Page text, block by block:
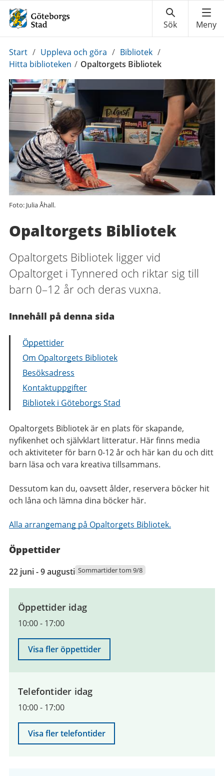
Du
är
Start / Uppleva och göra / Bibliotek /
Hitta biblioteken / Opaltorgets Bibliotek
Foto: Julia Åhall.
Opaltorgets Bibliotek
Opaltorgets Bibliotek ligger vid
Opaltorget i Tynnered och riktar sig till
barn 0–12 år och deras vuxna.
Innehåll på denna sida
Öppettider
Om Opaltorgets Bibliotek
Besöksadress
Kontaktuppgifter
Bibliotek i Göteborgs Stad
Opaltorgets Bibliotek är en plats för skapande,
nyfikenhet och självklart litteratur. Här finns media
och aktiviteter för barn 0-12 år och här kan du och ditt
barn läsa och vara kreativa tillsammans.
Dessutom kan du, oavsett ålder, reservera böcker hit
och låna och lämna dina böcker här.
Alla arrangemang på Opaltorgets Bibliotek.
Öppettider
22
juni
2026
augusti
2026
22 juni - 9 augusti Sommartider tom 9/8
Öppettider idag
10:00- 17:00
Visa fler öppettider
Telefontider idag
10:00- 17:00
Visa fler telefontider